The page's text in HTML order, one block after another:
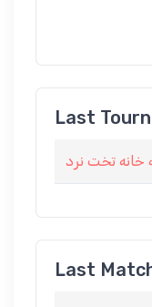
Last
خانه تخت نرد
Last